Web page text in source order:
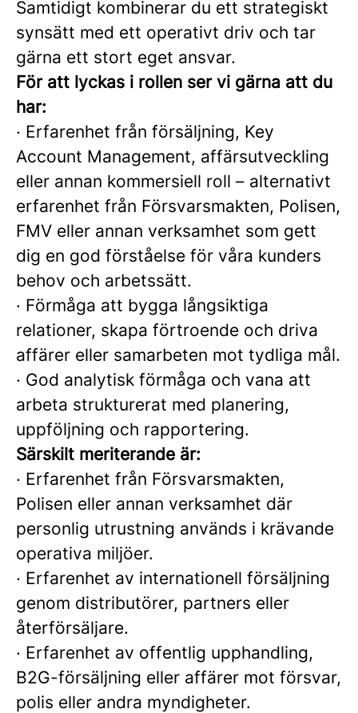
Samtidigt kombinerar du ett strategiskt
synsätt med ett operativt driv och tar
gärna ett stort eget ansvar.
För att lyckas i rollen ser vi gärna att du
har:
· Erfarenhet från försäljning, Key
Account Management, affärsutveckling
eller annan kommersiell roll – alternativt
erfarenhet från Försvarsmakten, Polisen,
FMV eller annan verksamhet som gett
dig en god förståelse för våra kunders
behov och arbetssätt.
· Förmåga att bygga långsiktiga
relationer, skapa förtroende och driva
affärer eller samarbeten mot tydliga mål.
· God analytisk förmåga och vana att
arbeta strukturerat med planering,
uppföljning och rapportering.
Särskilt meriterande är:
· Erfarenhet från Försvarsmakten,
Polisen eller annan verksamhet där
personlig utrustning används i krävande
operativa miljöer.
· Erfarenhet av internationell försäljning
genom distributörer, partners eller
återförsäljare.
· Erfarenhet av offentlig upphandling,
B2G-försäljning eller affärer mot försvar,
polis eller andra myndigheter.